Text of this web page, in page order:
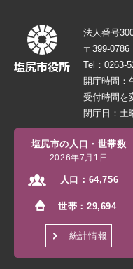
法人番号
〒399-
Tel：0263-
開庁時間：
受付時間を
閉庁日：土
塩尻市の人口・世帯数
2026年7月1日
人口： 64,756
世帯：29,694
統計情報